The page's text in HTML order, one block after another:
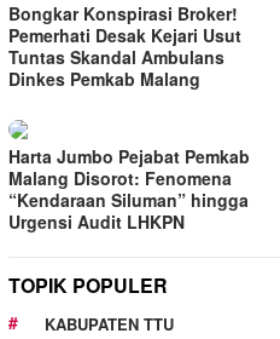
Bongkar Konspirasi Broker!
Pemerhati Desak Kejari Usut
Tuntas Skandal Ambulans
Dinkes Pemkab Malang
Harta Jumbo Pejabat Pemkab
Malang Disorot: Fenomena
“Kendaraan Siluman” hingga
Urgensi Audit LHKPN
TOPIK POPULER
KABUPATEN TTU